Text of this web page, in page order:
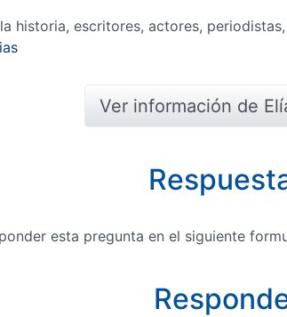
historia, escritores, actores,
Ver información de
esta pregunta en el siguiente